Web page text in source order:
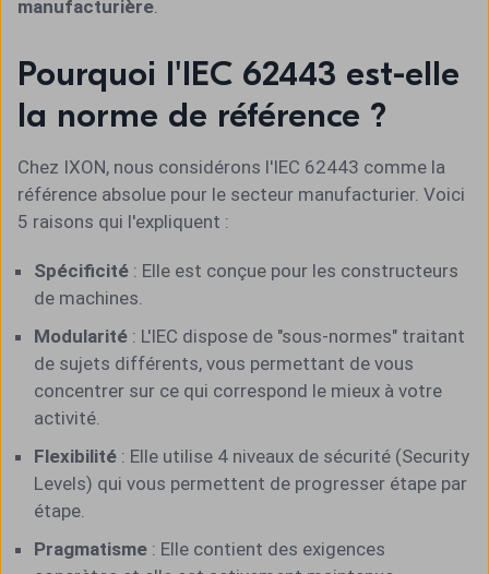
manufacturière
Pourquoi l'IEC 62443 est-elle
la norme de référence ?
Chez IXON, nous considérons l'IEC 62443 comme la
référence absolue pour le secteur manufacturier. Voici
5 raisons qui l'expliquent :
Spécificité : Elle est conçue pour les constructeurs
de machines.
Modularité : L'IEC dispose de "sous-normes" traitant
de sujets différents, vous permettant de vous
concentrer sur ce qui correspond le mieux à votre
activité.
Flexibilité : Elle utilise 4 niveaux de sécurité (Security
Levels) qui vous permettent de progresser étape par
étape.
Pragmatisme : Elle contient des exigences